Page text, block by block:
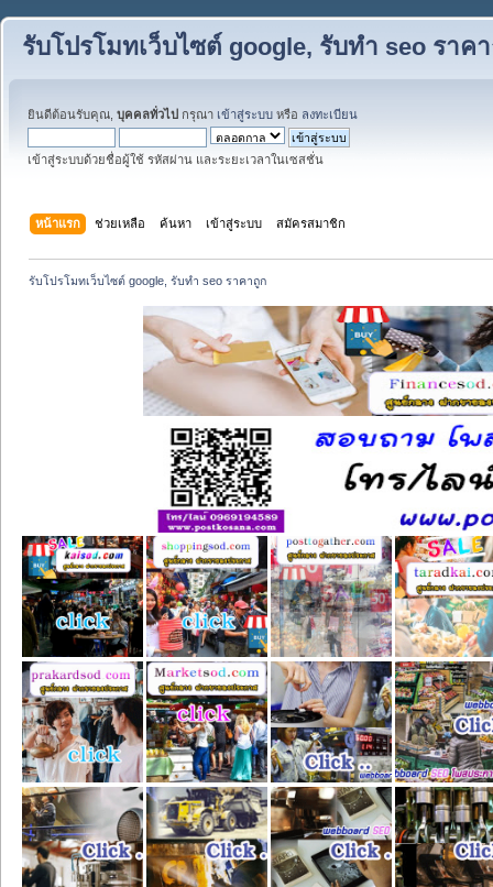
รับโปรโมทเว็บไซต์ google, รับทำ seo ราค
ยินดีต้อนรับคุณ, บุคคลทั่วไป กรุณา เข้าสู่ระบบ หรือ ลงทะเบียน
เข้าสู่ระบบด้วยชื่อผู้ใช้ รหัสผ่าน และระยะเวลาในเซสชั่น
หน้าแรก ช่วยเหลือ ค้นหา เข้าสู่ระบบ สมัครสมาชิก
รับโปรโมทเว็บไซต์ google, รับทำ seo ราคาถูก